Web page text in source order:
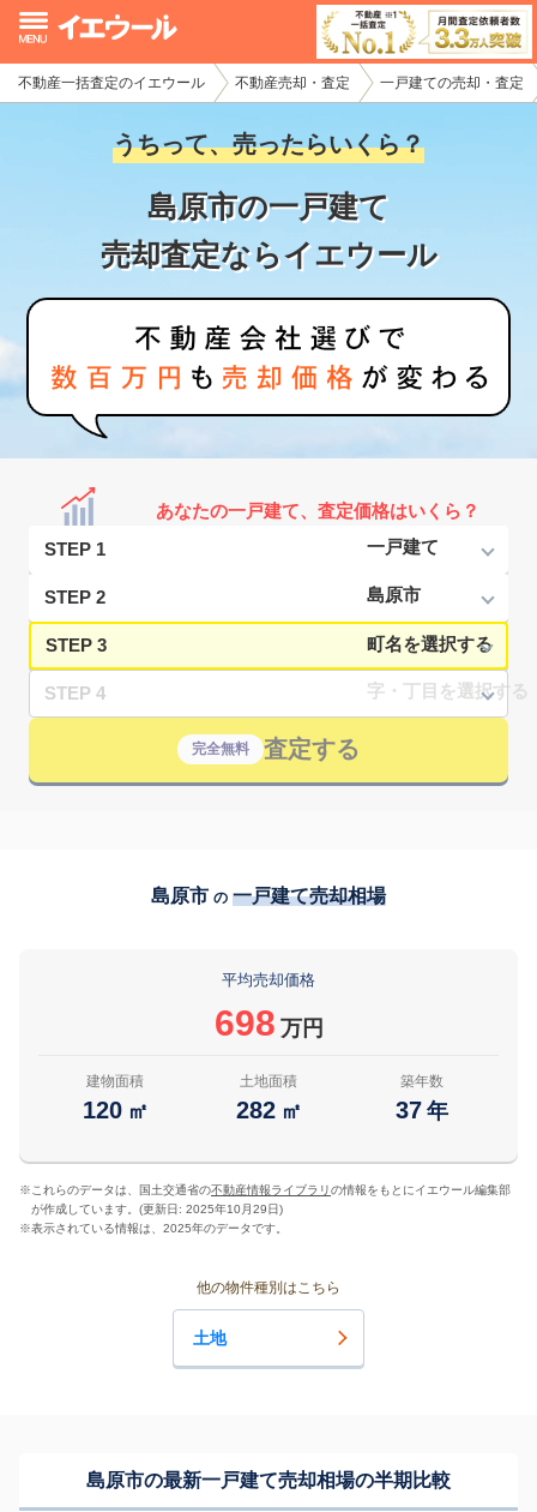
不動産一括査定のイエウール 不動産売却・査定 一戸建ての売却・査定
うちって、売ったらいくら？
島原市の一戸建て
売却査定ならイエウール
あなたの一戸建て、査定価格はいくら？
STEP 1
STEP 2
STEP 3
STEP 4
完全無料 査定する
島原市 の 一戸建て売却相場
平均売却価格
698 万円
建物面積
120 ㎡
土地面積
282 ㎡
築年数
37 年
※ これらのデータは、国土交通省の不動産情報ライブラリの情報をもとにイエウール編集部
が作成しています。(更新日: 2025年10月29日)
※表示されている情報は、2025年のデータです。
他の物件種別はこちら
土地
島原市の最新一戸建て売却相場の半期比較
イエウール加盟希望の不動産会社様
初めての方へ
不動産売却の流れ
不動産の売却・一括査定
家査定シミュレーター
お問い合わせ